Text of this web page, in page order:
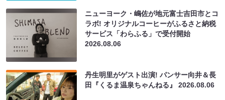
ニューヨーク・嶋佐が地元富士吉田市とコ
ラボ! オリジナルコーヒーがふるさと納税
サービス「わらふる」で受付開始
2026.08.06
丹生明里がゲスト出演! パンサー向井＆長
田『くるま温泉ちゃんねる』2026.08.06